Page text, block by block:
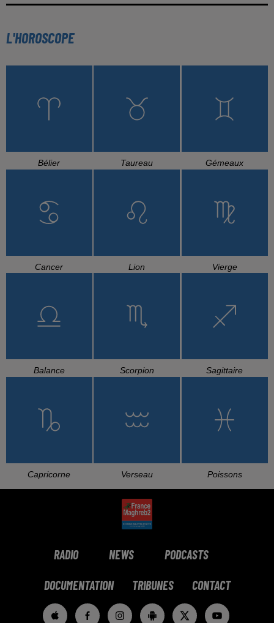
L'HOROSCOPE
Bélier Taureau Gémeaux
Cancer Lion Vierge
Balance Scorpion Sagittaire
Capricorne Verseau Poissons
RADIO NEWS PODCASTS
DOCUMENTATION TRIBUNES CONTACT